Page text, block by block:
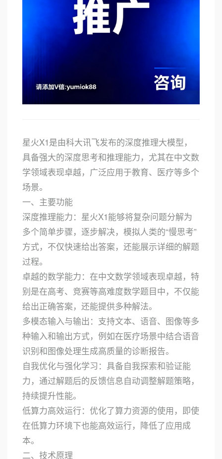
星火X1是由科大讯飞发布的深度推理大模型，
具备强大的深度思考和推理能力，尤其在中文数
学领域表现卓越，广泛应用于教育、医疗等多个
场景。
一、主要功能
深度推理能力：星火X1能够将复杂问题分解为
多个简单步骤，逐步解决，模拟人类的“慢思考”
方式，不仅快速给出答案，还能展示详细的解题
过程。
卓越的数学能力：在中文数学领域表现卓越，特
别是在高考、竞赛等高难度数学题目中，不仅能
给出正确答案，还能提供多种解法。
多模态输入与输出：支持文本、语音、图像等多
种输入和输出方式，例如在医疗场景中结合语音
识别和图像处理生成高质量的诊断报告。
自我优化与强化学习：具备自我探索和验证能
力，通过解题后的反馈信息自动调整解题策略，
持续提升性能。
低算力高效运行：优化了算力资源的使用，即使
在低算力环境下也能高效运行，降低了应用成
本。
二、技术原理